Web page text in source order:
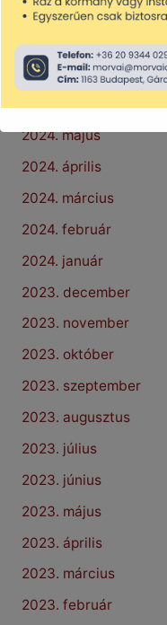
2024. szeptember
2024. augusztus
2024. július
2024. június
2024. május
2024. április
2024. március
2024. február
2024. január
2023. december
2023. november
2023. október
2023. szeptember
2023. augusztus
2023. július
2023. június
2023. május
2023. április
2023. március
2023. február